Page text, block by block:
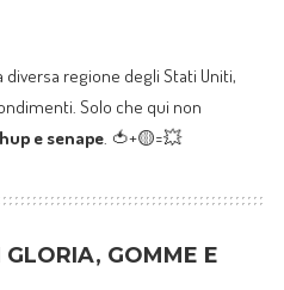
regione degli Stati Uniti,
Solo che qui non
e senape. 🍅+🟡=💥
GLORIA, GOMME E